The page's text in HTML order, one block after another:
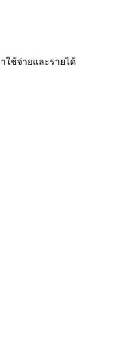
ช้จ่ายและรายได้